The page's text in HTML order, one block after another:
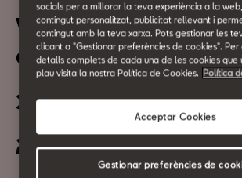
Visita a la col·lecció
d'històrics de SEAT
30 de Desembre
20:00h
socials per a millorar la teva experiència a la
contingut personalitzat, publicitat rellevant i
contingut amb la teva xarxa. Pots gestionar les
clicant a "Gestionar preferències de cookies". Per
detalls complets de cada una de les cookies que
plau visita la nostra Política de Cookies. Política
Acceptar Cookies
Gestionar preferències de